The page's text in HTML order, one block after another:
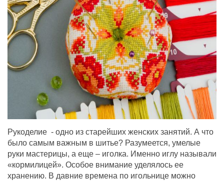
Рукоделие - одно из старейших женских занятий. А что
было самым важным в шитье? Разумеется, умелые
руки мастерицы, а еще – иголка. Именно иглу называли
«кормилицей». Особое внимание уделялось ее
хранению. В давние времена по игольнице можно